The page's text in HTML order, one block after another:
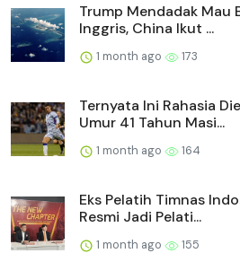
Trump Mendadak Mau
Inggris, China Ikut ...
1 month ago 173
Ternyata Ini Rahasia
Umur 41 Tahun Masi...
1 month ago 164
Eks Pelatih Timnas
Resmi Jadi Pelati...
1 month ago 155